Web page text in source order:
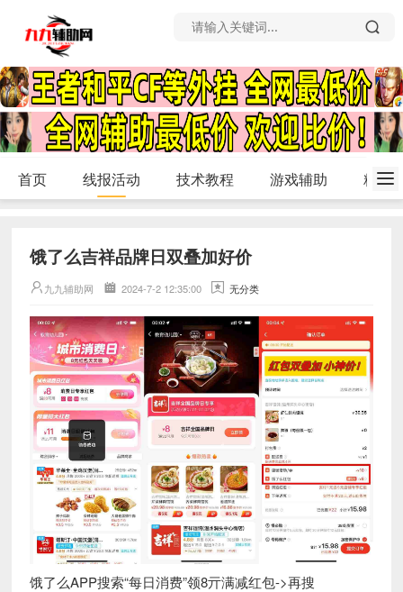
首页 线报活动 技术教程 游戏辅助 精品
饿了么吉祥品牌日双叠加好价
九九辅助网 2024-7-2 12:35:00 无分类
饿了么APP搜索“每日消费”领8亓满减红包->再搜